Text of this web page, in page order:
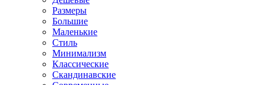
Размеры
Большие
Маленькие
Стиль
Минимализм
Классические
Скандинавские